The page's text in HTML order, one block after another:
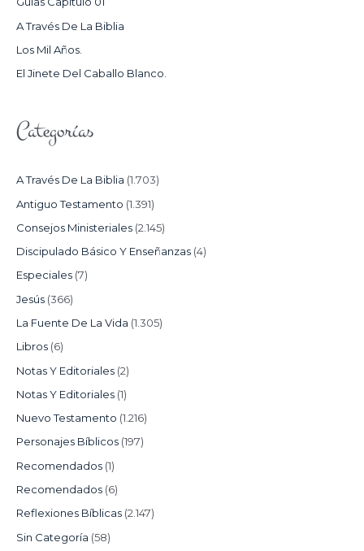
R
:
A Través De La Biblia
Los Mil Años.
El Jinete Del Caballo Blanco.
Categorías
A Través De La Biblia (1.703)
Antiguo Testamento (1.391)
Consejos Ministeriales (2.145)
Discipulado Básico Y Enseñanzas (4)
Especiales (7)
Jesús (366)
La Fuente De La Vida (1.305)
Libros (6)
Notas Y Editoriales (2)
Notas Y Editoriales (1)
Nuevo Testamento (1.216)
Personajes Bíblicos (197)
Recomendados (1)
Recomendados (6)
Reflexiones Bíblicas (2.147)
Sin Categoría (58)